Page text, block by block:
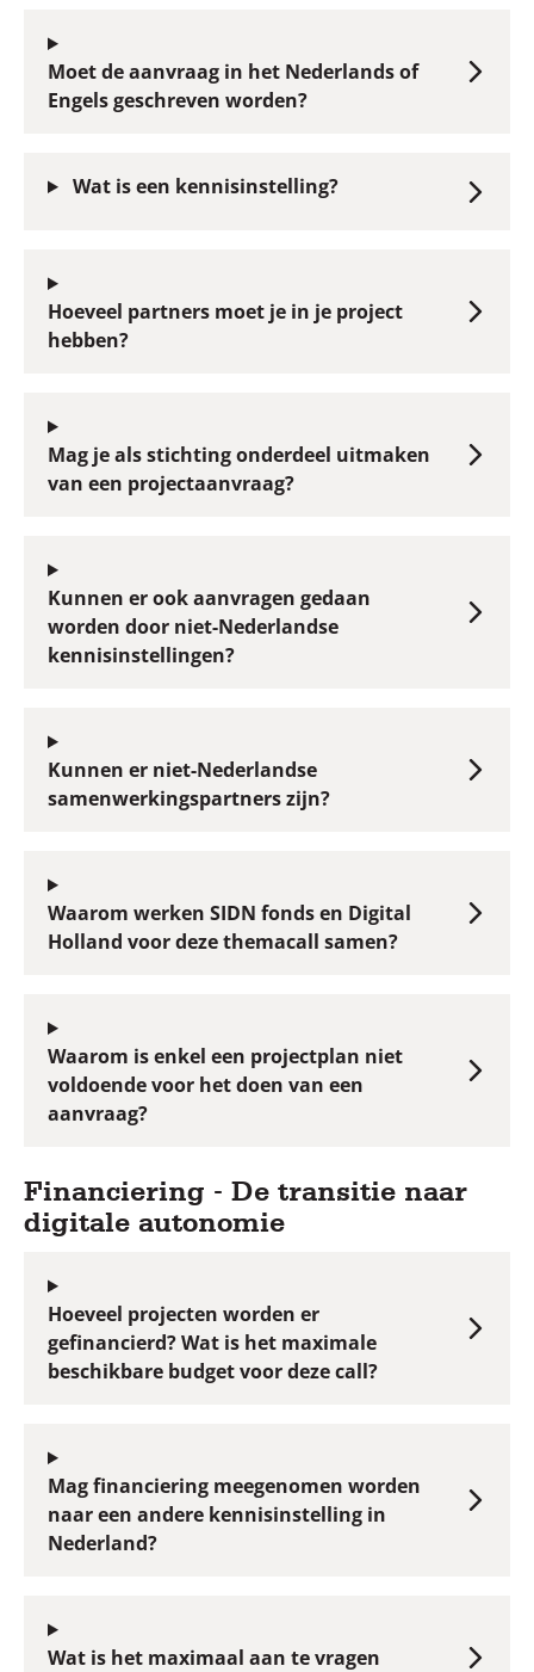
Moet de aanvraag in het Nederlands of
Engels geschreven worden?
Wat is een kennisinstelling?
Hoeveel partners moet je in je project
hebben?
Mag je als stichting onderdeel uitmaken
van een projectaanvraag?
Kunnen er ook aanvragen gedaan
worden door niet-Nederlandse
kennisinstellingen?
Kunnen er niet-Nederlandse
samenwerkingspartners zijn?
Waarom werken SIDN fonds en Digital
Holland voor deze themacall samen?
Waarom is enkel een projectplan niet
voldoende voor het doen van een
aanvraag?
Financiering - De transitie naar
digitale autonomie
Hoeveel projecten worden er
gefinancierd? Wat is het maximale
beschikbare budget voor deze call?
Mag financiering meegenomen worden
naar een andere kennisinstelling in
Nederland?
Wat is het maximaal aan te vragen